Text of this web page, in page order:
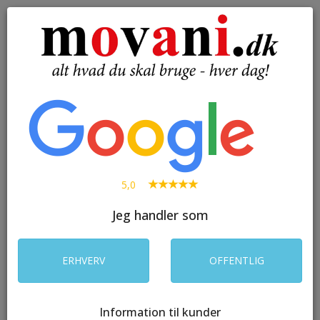
Toggle
5,0
Jeg handler som
ERHVERV OFFENTLIG
Information til kunder